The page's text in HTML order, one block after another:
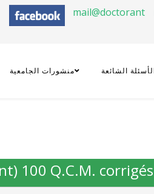
mail@doctorant
الشائعة منشورات الجامعية
100 Q.C.M.